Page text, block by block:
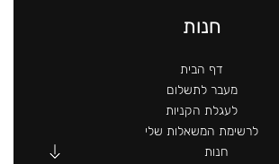
חנות
דף הבית
מעבר לתשלום
לעגלת הקניות
לרשימת המשאלות שלי
חנות